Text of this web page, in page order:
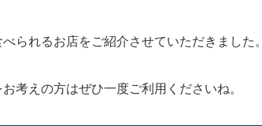
られるお店をご紹介させていただきました。
考えの方はぜひ一度ご利用くださいね。